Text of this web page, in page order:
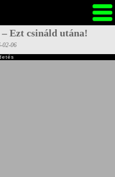
Ezt csináld utána!
02-06